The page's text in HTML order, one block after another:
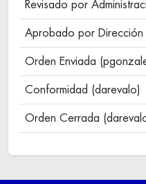
Revisado por
Aprobado por Dirección
Orden Enviada
Conformidad (darevalo)
Orden Cerrada